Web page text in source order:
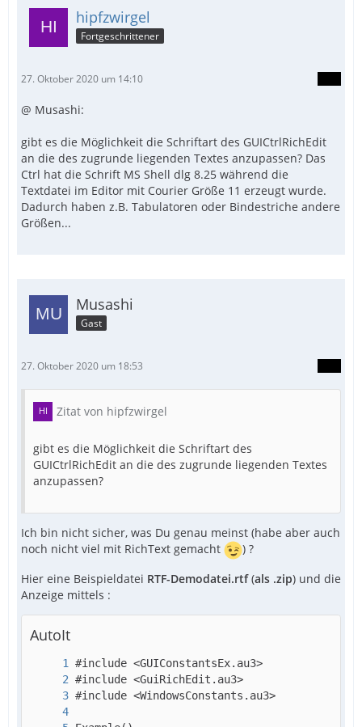
hipfzwirgel
Fortgeschrittener
27. Oktober 2020 um 14:10
@ Musashi:
gibt es die Möglichkeit die Schriftart des GUICtrlRichEdit
an die des zugrunde liegenden Textes anzupassen? Das
Ctrl hat die Schrift MS Shell dlg 8.25 während die
Textdatei im Editor mit Courier Größe 11 erzeugt wurde.
Dadurch haben z.B. Tabulatoren oder Bindestriche andere
Größen...
Musashi
Gast
27. Oktober 2020 um 18:53
Zitat von hipfzwirgel
gibt es die Möglichkeit die Schriftart des
GUICtrlRichEdit an die des zugrunde liegenden Textes
anzupassen?
Ich bin nicht sicher, was Du genau meinst (habe aber auch
noch nicht viel mit RichText gemacht
) ?
Hier eine Beispieldatei RTF-Demodatei.rtf(als .zip) und die
Anzeige mittels :
AutoIt